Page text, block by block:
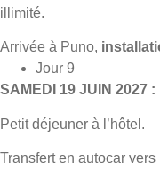
illimité.
Arrivée à Puno,
Jour 9
SAMEDI 19 JUIN 2027
Petit déjeuner à l’hôtel.
Transfert en autocar